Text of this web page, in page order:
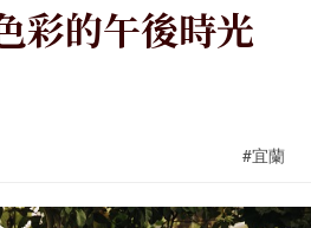
彩的午後時光
#宜蘭